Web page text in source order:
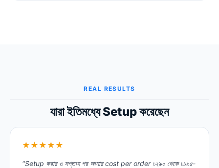
REAL RESULTS
যারা ইতিমধ্যে Setup করেছেন
★★★★★
"Setup করার ৩ সপ্তাহ পর আমার cost per order ৳২৯০ থেকে ৳১৯৫-